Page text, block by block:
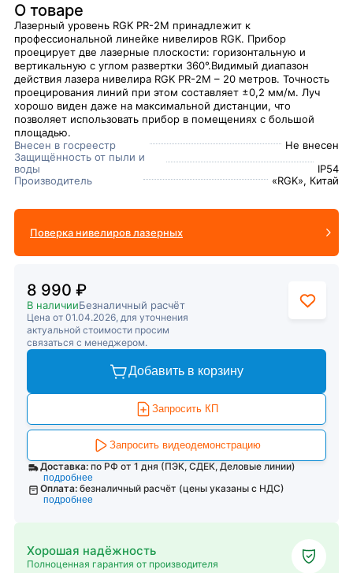
О товаре
Лазерный уровень RGK PR-2M принадлежит к
профессиональной линейке нивелиров RGK. Прибор
проецирует две лазерные плоскости: горизонтальную и
вертикальную с углом развертки 360°.Видимый диапазон
действия лазера нивелира RGK PR-2M – 20 метров. Точность
проецирования линий при этом составляет ±0,2 мм/м. Луч
хорошо виден даже на максимальной дистанции, что
позволяет использовать прибор в помещениях с большой
площадью.
Внесен в госреестр
Не внесен
Защищённость от пыли и
воды
IP54
Производитель
«RGK», Китай
Поверка нивелиров лазерных
8 990 ₽
В наличииБезналичный расчёт
Цена от 01.04.2026, для уточнения
актуальной стоимости просим
связаться с менеджером.
Добавить в корзину
Запросить КП
Запросить видеодемонстрацию
Доставка: по РФ от 1 дня (ПЭК, СДЕК, Деловые линии)
подробнее
Оплата: безналичный расчёт (цены указаны с НДС)
подробнее
Хорошая надёжность
Полноценная гарантия от производителя